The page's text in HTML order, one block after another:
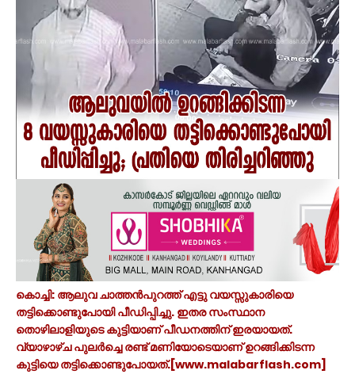
കൊച്ചി: ആലുവ ചാത്തൻപുറത്ത് എട്ടു വയസ്സുകാരിയെ
തട്ടിക്കൊണ്ടുപോയി പീഡിപ്പിച്ചു. ഇതര സംസ്ഥാന
തൊഴിലാളിയുടെ കുട്ടിയാണ് പീഡനത്തിന് ഇരയായത്.
വ്യാഴാഴ്ച പുലർച്ചെ രണ്ട് മണിയോടെയാണ് ഉറങ്ങിക്കിടന്ന
കുട്ടിയെ തട്ടിക്കൊണ്ടുപോയത്.[www.malabarflash.com]